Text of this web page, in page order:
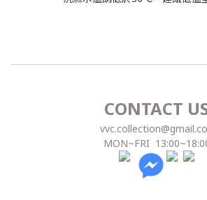
CONTACT
MON~FRI